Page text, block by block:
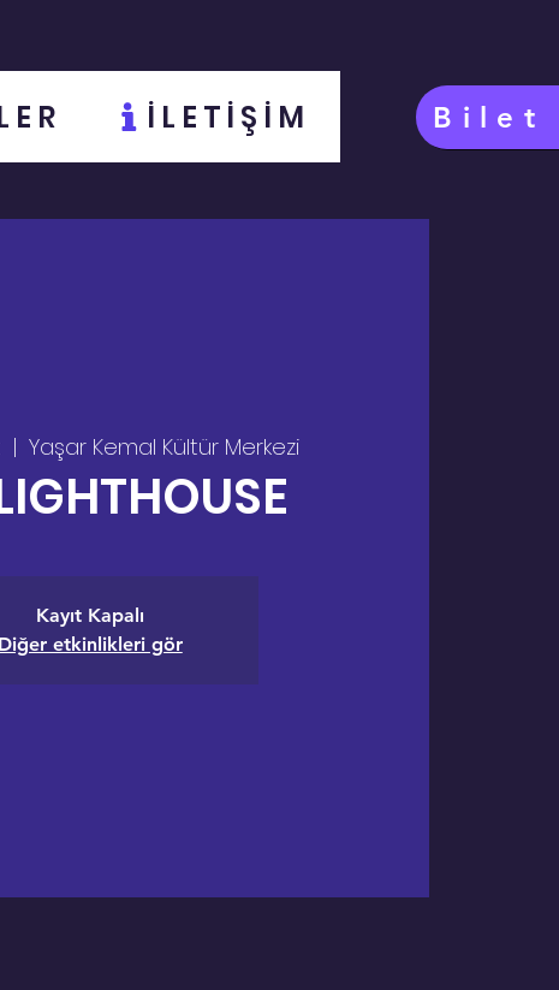
İLETİŞİM Bilet
  |
Yaşar Kemal Kültür Merkezi
Kayıt Kapalı
Diğer etkinlikleri gör